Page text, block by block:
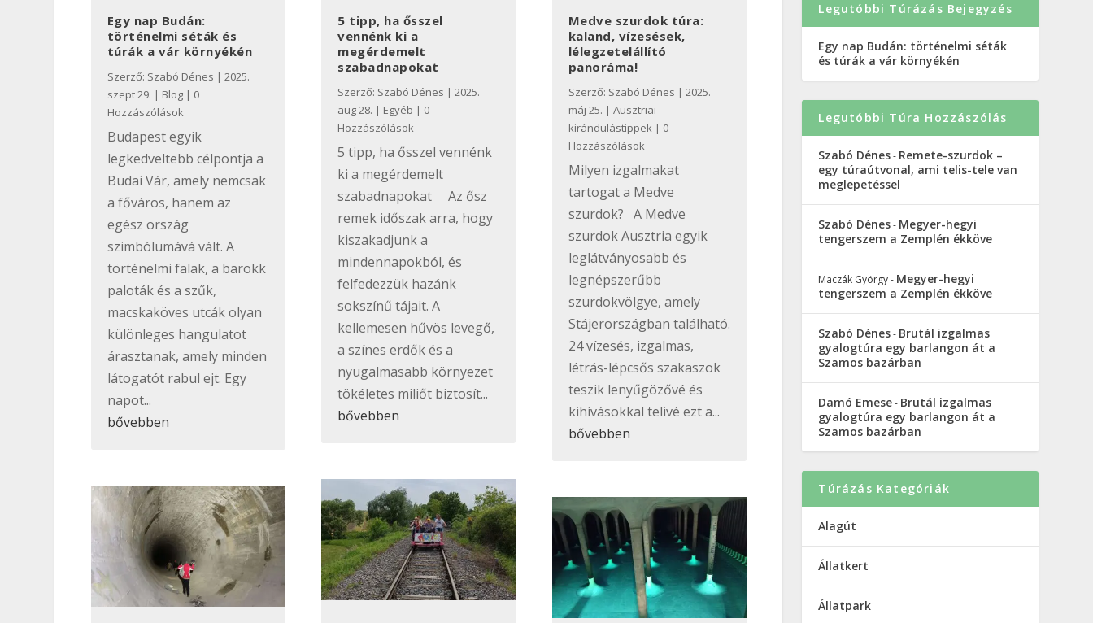
Egy nap Budán:
történelmi séták és
túrák a vár környékén
Szerző: Szabó Dénes | 2025.
szept 29. | Blog| 0
Hozzászólások
Budapest egyik
legkedveltebb célpontja a
Budai Vár, amely nemcsak
a főváros, hanem az
egész ország
szimbólumává vált. A
történelmi falak, a barokk
paloták és a szűk,
macskaköves utcák olyan
különleges hangulatot
árasztanak, amely minden
látogatót rabul ejt. Egy
napot...
bővebben
5 tipp, ha ősszel
vennénk ki a
megérdemelt
szabadnapokat
Szerző: Szabó Dénes |2025.
aug 28. | Egyéb | 0
Hozzászólások
5 tipp, ha ősszel vennénk
ki a megérdemelt
szabadnapokat Az ősz
remek időszak arra, hogy
kiszakadjunk a
mindennapokból, és
felfedezzük hazánk
sokszínű tájait. A
kellemesen hűvös levegő,
a színes erdők és a
nyugalmasabb környezet
tökéletes miliőt biztosít...
bővebben
Medve szurdok túra:
kaland, vízesések,
lélegzetelállító
panoráma!
Szerző: Szabó Dénes | 2025.
máj 25. | Ausztriai
kirándulástippek| 0
Hozzászólások
Milyen izgalmakat
tartogat a Medve
szurdok? A Medve
szurdok Ausztria egyik
leglátványosabb és
legnépszerűbb
szurdokvölgye, amely
Stájerországban található.
24 vízesés, izgalmas,
létrás-lépcsős szakaszok
teszik lenyűgözővé és
kihívásokkal telivé ezt a...
bővebben
Legutóbbi Túrázás Bejegyzés
Egy nap Budán: történelmi séták
és túrák a vár környékén
Legutóbbi Túra Hozzászólás
Szabó Dénes- Remete-szurdok –
egy túraútvonal, ami telis-tele van
meglepetéssel
Szabó Dénes- Megyer-hegyi
tengerszem a Zemplén ékköve
Maczák György- Megyer-hegyi
tengerszem a Zemplén ékköve
Szabó Dénes- Brutál izgalmas
gyalogtúra egy barlangon át a
Szamos bazárban
Damó Emese- Brutál izgalmas
gyalogtúra egy barlangon át a
Szamos bazárban
Túrázás Kategóriák
Alagút
Állatkert
Állatpark